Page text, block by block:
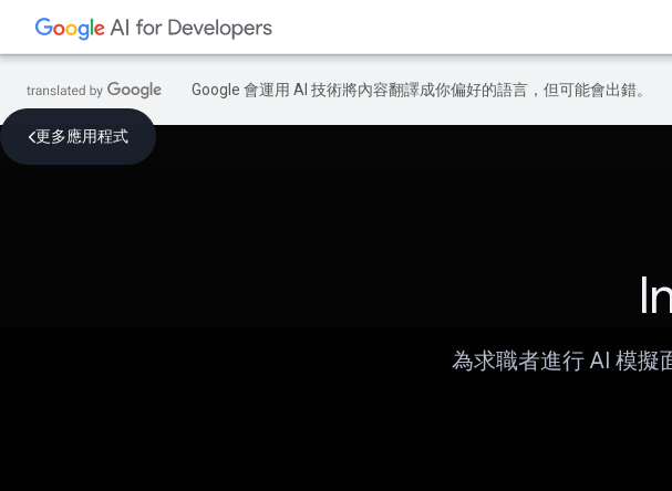
Google 會運用 AI 技術將內容翻譯成你偏好的語言，但可能會出錯。
更多應用程式
為求職者進行 AI 模擬